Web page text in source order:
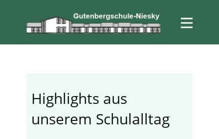
Highlights aus
unserem Schulalltag